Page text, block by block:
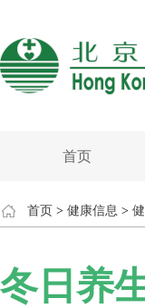
首页
首页 > 健康信息 >
冬日养